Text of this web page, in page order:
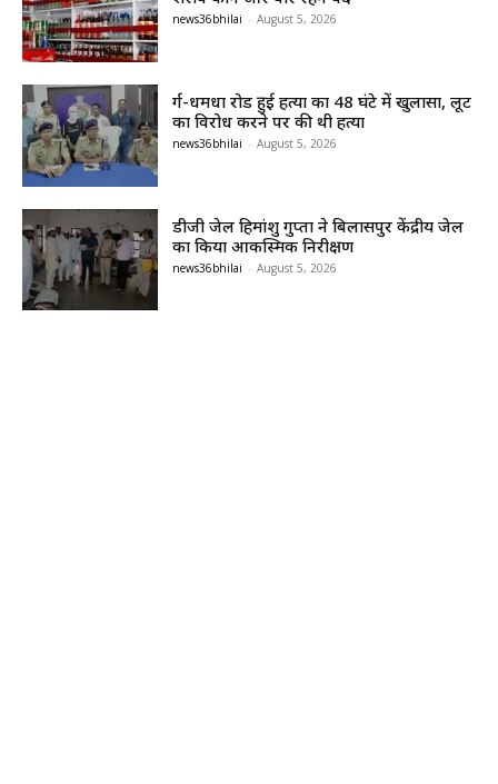
news36bhilai - August 5, 2026
दुर्ग-धमधा रोड हुई हत्या का 48 घंटे में खुलासा, लूट
का विरोध करने पर की थी हत्या
news36bhilai - August 5, 2026
डीजी जेल हिमांशु गुप्ता ने बिलासपुर केंद्रीय जेल
का किया आकस्मिक निरीक्षण
news36bhilai - August 5, 2026